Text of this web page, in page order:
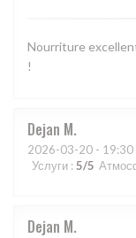
Nourriture
!
Dejan M
2026-03-20 - 19:30
Услуги : 5/5
Dejan M